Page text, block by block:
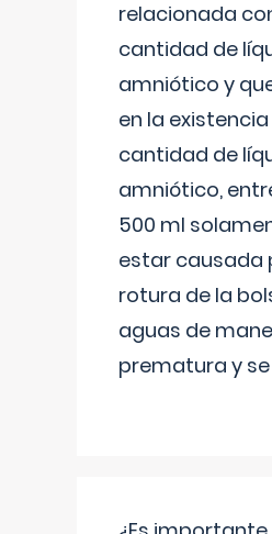
relacionada
cantidad de
amniótico y
en la
cantidad de
amniótico,
500 ml
estar causada
rotura de la
aguas de
prematura y